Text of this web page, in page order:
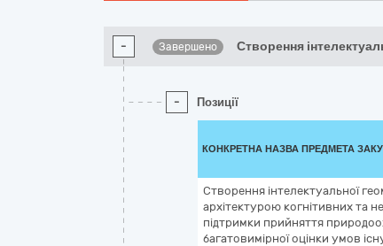
- Завершено Створення
- Позиції
КОНКРЕТНА НАЗВА ПРЕДМЕТА
Створення інтелектуальної
архітектурою когнітивних та
підтримки прийняття
багатовимірної оцінки умов